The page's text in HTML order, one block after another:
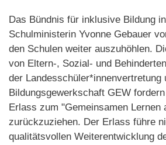
Das Bündnis für inklusive Bildung
Schulministerin Yvonne Gebauer
den Schulen weiter auszuhöhlen.
von Eltern-, Sozial- und
der Landesschüler*innenvertretung
Bildungsgewerkschaft GEW
Erlass zum "Gemeinsamen Lernen
zurückzuziehen. Der Erlass führe
qualitätsvollen Weiterentwicklung